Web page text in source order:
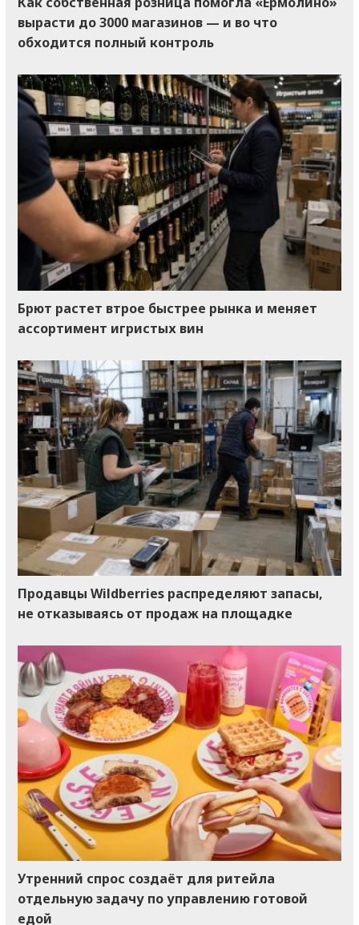
вырасти до 3000 магазинов — и во что
обходится полный контроль
Брют растет втрое быстрее рынка и меняет
ассортимент игристых вин
Продавцы Wildberries распределяют запасы,
не отказываясь от продаж на площадке
Утренний спрос создаёт для ритейла
отдельную задачу по управлению готовой
едой